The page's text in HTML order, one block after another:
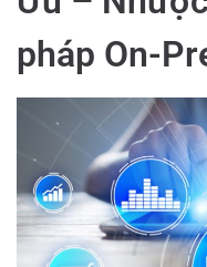
pháp On-